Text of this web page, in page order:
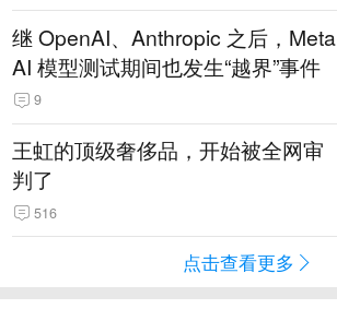
继 OpenAI、Anthropic 之后，Meta
AI 模型测试期间也发生“越界”事件
9
王虹的顶级奢侈品，开始被全网审
判了
516
点击查看更多